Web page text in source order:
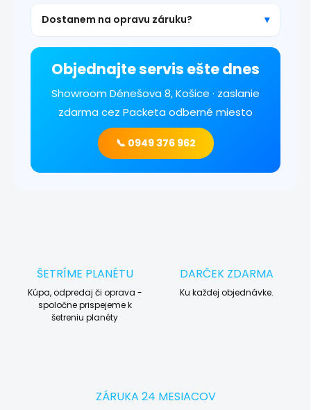
Dostanem na opravu záruku?
Objednajte servis ešte dnes
Showroom Dénešova 8, Košice · zaslanie
zdarma cez Packeta odberné miesto
📞 0949 376 962
ŠETRÍME PLANÉTU
Kúpa, odpredaj či oprava -
spoločne prispejeme k
šetreniu planéty
DARČEK ZDARMA
Ku každej objednávke.
ZÁRUKA 24 MESIACOV